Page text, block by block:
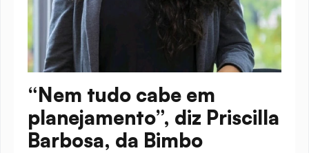
“Nem tudo cabe em
planejamento”, diz Priscilla
Barbosa, da Bimbo